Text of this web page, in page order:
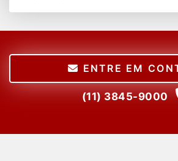
ENTRE EM
(11) 3845-9000